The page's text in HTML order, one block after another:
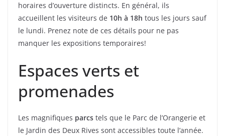
horaires d’ouverture distincts. En général, ils
accueillent les visiteurs de 10h à 18h tous les jours sauf
le lundi. Prenez note de ces détails pour ne pas
manquer les expositions temporaires!
Espaces verts et
promenades
Les magnifiques parcs tels que le Parc de l’Orangerie et
le Jardin des Deux Rives sont accessibles toute l’année.